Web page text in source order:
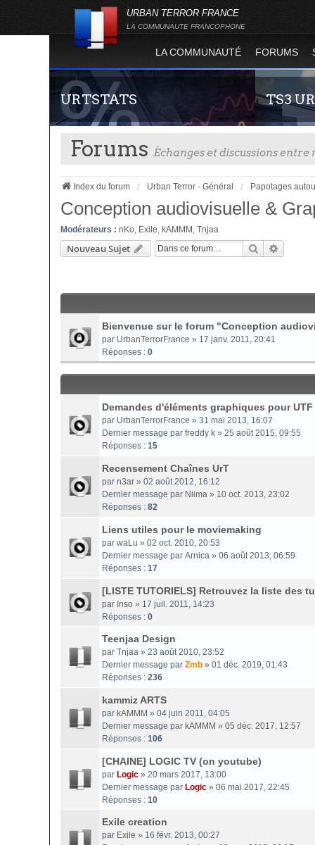
URBAN TERROR FRANCE
LA COMMUNAUTE FRANCOPHONE
LA COMMUNAUTÉ FORUMS
URTSTATS
Statistiques globales et en temps réel de la
totalité des serveurs d'Urban Terror. Suivez
TS3
Envie de
Forums Échanges et discussions
Index du forum Urban Terror - Général Papotages
Conception audiovisuelle &
Modérateurs : nKo, Exile, kAMMM , Tnjaa
Nouveau Sujet Rechercher
Bienvenue sur le forum "Conception
par UrbanTerrorFrance » 17 janv. 2011, 20:41
Réponses : 0
Demandes d'éléments graphiques pour UTF
par UrbanTerrorFrance » 31 mai 2013, 16:07
Dernier message par freddy k » 25 août 2015, 09:55
Réponses : 15
Recensement Chaînes UrT
par n3ar » 02 août 2012, 16:12
Dernier message par Niima » 10 oct. 2013, 23:02
Réponses : 82
Liens utiles pour le moviemaking
par waLu » 02 oct. 2010, 20:53
Dernier message par Arnica » 06 août 2013, 06:59
Réponses : 17
[LISTE TUTORIELS] Retrouvez la liste des
par Inso » 17 juil. 2011, 14:23
Réponses : 0
Teenjaa Design
par Tnjaa » 23 août 2010, 23:52
Dernier message par Zmb » 01 déc. 2019, 01:43
Réponses : 236
kammiz ARTS
par kAMMM » 04 juin 2011, 04:05
Dernier message par kAMMM » 05 déc. 2017, 12:57
Réponses : 106
[CHAINE] LOGIC TV (on youtube)
par Logic » 20 mars 2017, 13:00
Dernier message par Logic » 06 mai 2017, 22:45
Réponses : 10
Exile creation
par Exile » 16 févr. 2013, 00:27